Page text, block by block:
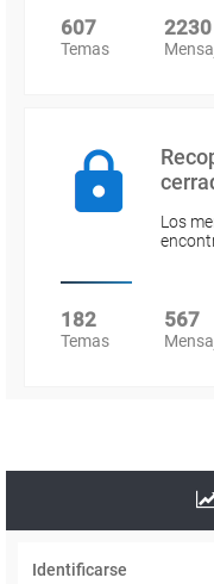
607
Temas
2230
Los
182
Temas
567
Identificarse